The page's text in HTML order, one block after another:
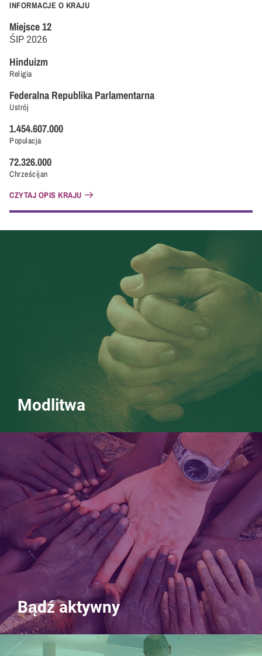
INFORMACJE O KRAJU
Miejsce12
ŚIP 2026
Religia
Hinduizm
Ustrój
Federalna Republika Parlamentarna
Populacja
1.454.607.000
Chrześcijan
72.326.000
CZYTAJ OPIS KRAJU
Modlitwa
Bądź aktywny